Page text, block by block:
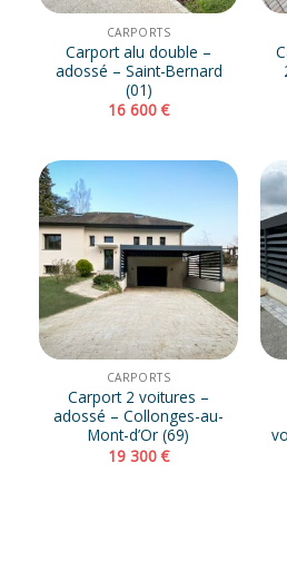
CARPORTS
Carport alu double –
adossé – Saint-Bernard
(01)
16 600€
CARPORTS
Carport 2 voitures –
adossé – Collonges-au-
Mont-d’Or (69)
19 300€